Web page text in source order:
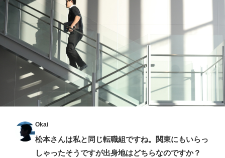
Okai
松本さんは私と同じ転職組ですね。関東にもいらっ
しゃったそうですが出身地はどちらなのですか？